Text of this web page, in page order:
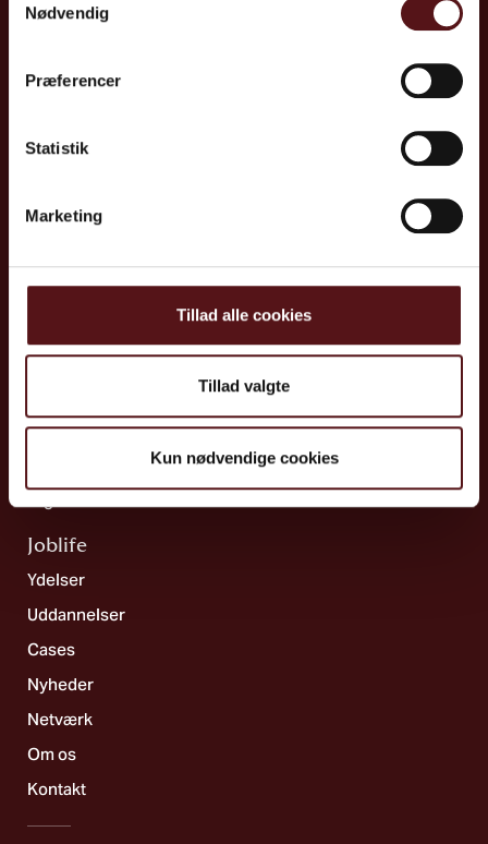
Nødvendig
Præferencer
Statistik
Marketing
Tillad alle cookies
Tillad valgte
Kun nødvendige cookies
2800 Lyngby
Mosevej 5B
Aalborg​
9200 Aalborg
Cortex Park Vest 4 og
Psykisk arbejdsmiljø & ledelse
Ulykkesforebyggelse
Systematik & strategi
Joblife​
Ydelser
Uddannelser
Cases
Nyheder
Netværk
Om os
Kontakt